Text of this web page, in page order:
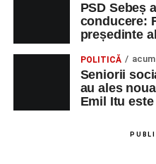
PSD Sebeș
conducere:
președinte
POLITICĂ
Seniorii
au ales
Emil Itu